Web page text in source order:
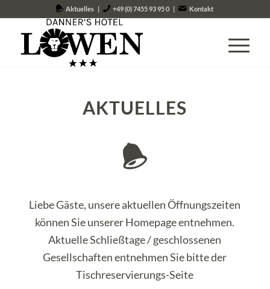
Aktuelles | +49 (0) 7455 93 95 0 | Kontakt
AKTUELLES
Liebe Gäste, unsere aktuellen Öffnungszeiten
können Sie unserer Homepage entnehmen.
Aktuelle Schließtage / geschlossenen
Gesellschaften entnehmen Sie bitte der
Tischreservierungs-Seite